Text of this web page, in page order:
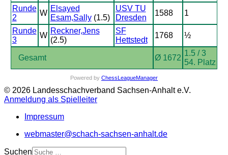
Runde
2
W
Elsayed
Esam,Sally(1.5)
USV TU
Dresden
1588 1
Runde
3
W
Reckner,Jens
(2.5)
SF
Hettstedt
1768 ½
Gesamt Ø 1672
1.5 / 3
54. Platz
Powered by ChessLeagueManager
© 2026 Landesschachverband Sachsen-Anhalt e.V.
Anmeldung als Spielleiter
Impressum
webmaster@schach-sachsen-anhalt.de
Suchen